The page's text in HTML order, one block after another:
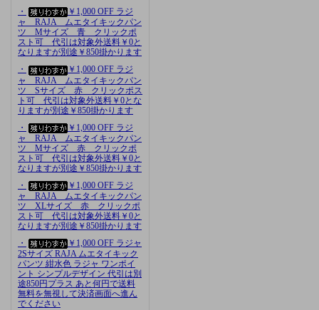
・
￥1,000 OFF ラジ
ャ RAJA ムエタイキックパン
ツ Mサイズ 青 クリックポ
スト可 代引は対象外送料￥0と
なりますが別途￥850掛かります
・
￥1,000 OFF ラジ
ャ RAJA ムエタイキックパン
ツ Sサイズ 赤 クリックポス
ト可 代引は対象外送料￥0とな
りますが別途￥850掛かります
・
￥1,000 OFF ラジ
ャ RAJA ムエタイキックパン
ツ Mサイズ 赤 クリックポ
スト可 代引は対象外送料￥0と
なりますが別途￥850掛かります
・
￥1,000 OFF ラジ
ャ RAJA ムエタイキックパン
ツ XLサイズ 赤 クリックポ
スト可 代引は対象外送料￥0と
なりますが別途￥850掛かります
・
￥1,000 OFF ラジャ
2Sサイズ RAJA ムエタイキック
パンツ 紺水色 ラジャ ワンポイ
ント シンプルデザイン 代引は別
途850円プラス あと何円で送料
無料を無視して決済画面へ進ん
でください